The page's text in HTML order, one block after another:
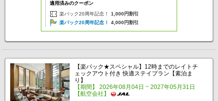
適用済みのクーポン
楽パック20周年記念！
1,000円割引
楽パック20周年記念！
4,000円割引
【楽パック★スペシャル】12時までのレイトチ
ェックアウト付き 快適ステイプラン【素泊ま
り】
【期間】 2026年08月04日 ~ 2027年05月31日
【航空会社】